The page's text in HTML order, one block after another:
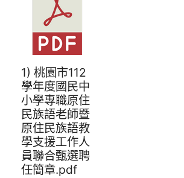
1) 桃園市112
學年度國民中
小學專職原住
民族語老師暨
原住民族語教
學支援工作人
員聯合甄選聘
任簡章.pdf